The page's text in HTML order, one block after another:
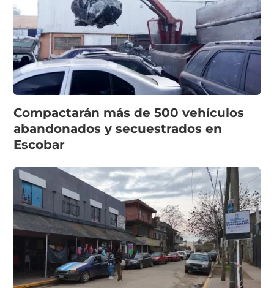
Compactarán más de 500 vehículos
abandonados y secuestrados en
Escobar